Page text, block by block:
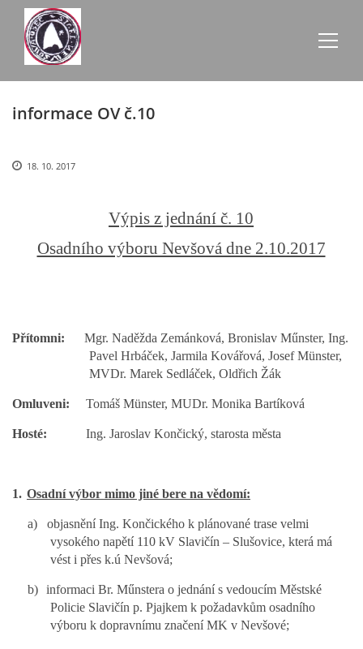
AKTUALITY
ZE SCHŮZÍ
ÚŘEDNÍ DESKA
OBECNÍ BUDOVY
SPOLKY
INZERCE
MATCH DAY
informace OV č.10
18. 10. 2017
Výpis z jednání č. 10
Osadního výboru Nevšová dne 2.10.2017
Přítomni:
Mgr. Naděžda Zemánková, Bronislav Műnster, Ing.
Pavel Hrbáček, Jarmila Kovářová, Josef Münster,
MVDr. Marek Sedláček, Oldřich Žák
Omluveni: Tomáš Münster, MUDr. Monika Bartíková
Hosté: Ing. Jaroslav Končický, starosta města
1. Osadní výbor mimo jiné bere na vědomí:
a)
objasnění Ing. Končického k plánované trase velmi
vysokého napětí 110 kV Slavičín – Slušovice, která má
vést i přes k.ú Nevšová;
b) informaci Br. Műnstera o jednání s vedoucím Městské
Policie Slavičín p. Pjajkem k požadavkům osadního
výboru k dopravnímu značení MK v Nevšové;